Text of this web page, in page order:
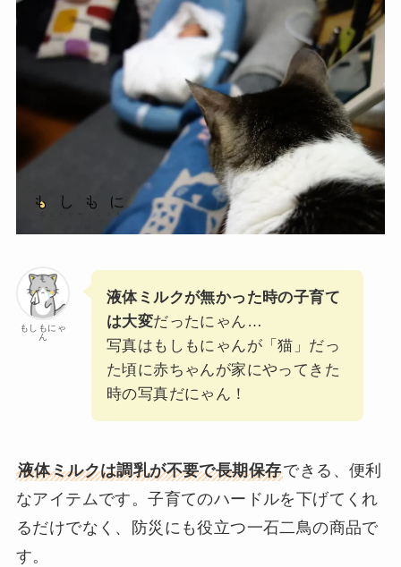
もしもにゃ
ん
液体ミルクが無かった時の子育て
は大変だったにゃん…
写真はもしもにゃんが「猫」だっ
た頃に赤ちゃんが家にやってきた
時の写真だにゃん！
液体ミルクは調乳が不要で長期保存できる、便利
なアイテムです。子育てのハードルを下げてくれ
るだけでなく、防災にも役立つ一石二鳥の商品で
す。